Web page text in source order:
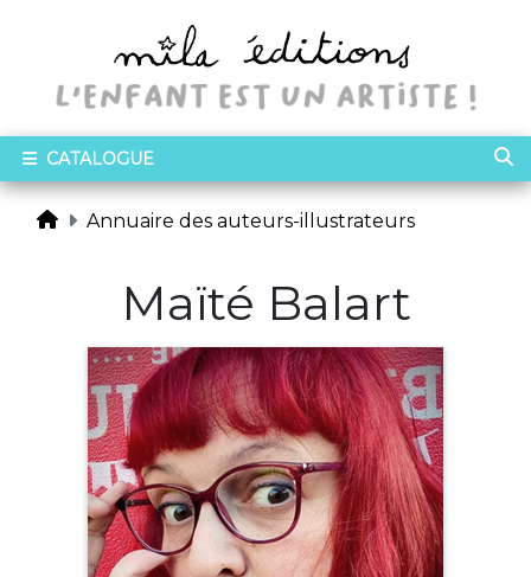
CATALOGUE
Annuaire des auteurs-illustrateurs
Maïté Balart